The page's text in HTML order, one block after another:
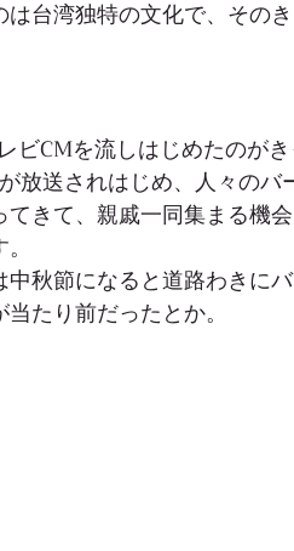
台湾独特の文化で、その
CMを流しはじめたのが
放送されはじめ、人々のバ
きて、親戚一同集まる機
秋節になると道路わきに
たり前だったとか。